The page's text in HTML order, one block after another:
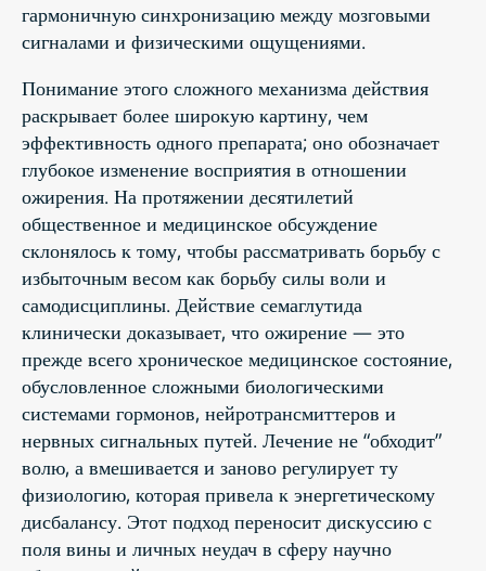
гармоничную синхронизацию между мозговыми
сигналами и физическими ощущениями.
Понимание этого сложного механизма действия
раскрывает более широкую картину, чем
эффективность одного препарата; оно обозначает
глубокое изменение восприятия в отношении
ожирения. На протяжении десятилетий
общественное и медицинское обсуждение
склонялось к тому, чтобы рассматривать борьбу с
избыточным весом как борьбу силы воли и
самодисциплины. Действие семаглутида
клинически доказывает, что ожирение — это
прежде всего хроническое медицинское состояние,
обусловленное сложными биологическими
системами гормонов, нейротрансмиттеров и
нервных сигнальных путей. Лечение не “обходит”
волю, а вмешивается и заново регулирует ту
физиологию, которая привела к энергетическому
дисбалансу. Этот подход переносит дискуссию с
поля вины и личных неудач в сферу научно